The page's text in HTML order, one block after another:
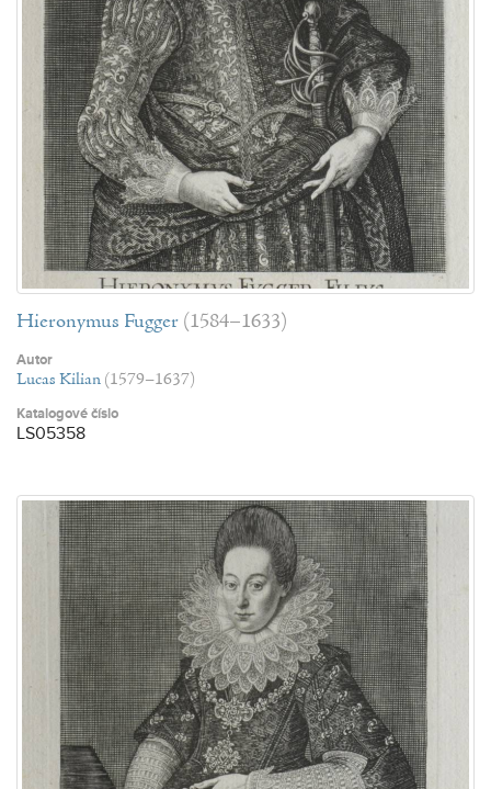
Hieronymus Fugger (1584–1633)
Autor
Lucas Kilian (1579–1637)
Katalogové číslo
LS05358